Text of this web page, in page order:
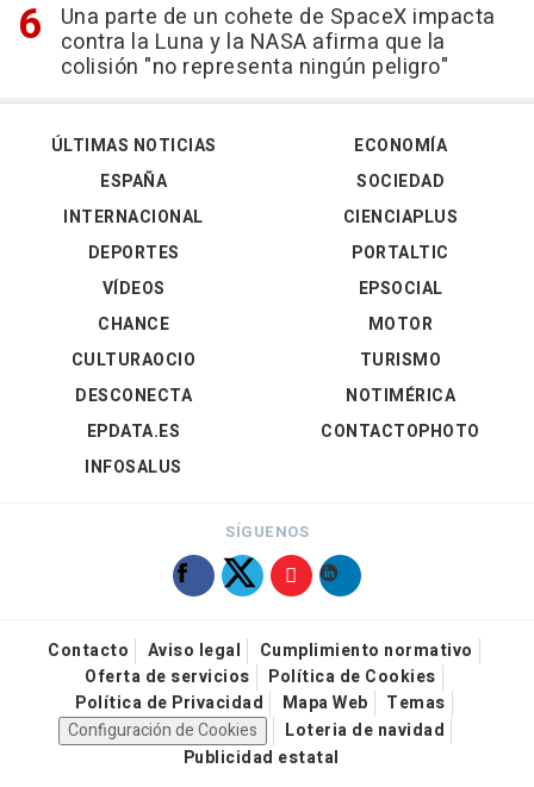
Una parte de un cohete de SpaceX impacta
contra la Luna y la NASA afirma que la
colisión "no representa ningún peligro"
ÚLTIMAS NOTICIAS
ESPAÑA
INTERNACIONAL
DEPORTES
VÍDEOS
ECONOMÍA
SOCIEDAD
CIENCIAPLUS
PORTALTIC
EPSOCIAL
CHANCE
CULTURAOCIO
DESCONECTA
EPDATA.ES
INFOSALUS
MOTOR
TURISMO
NOTIMÉRICA
CONTACTOPHOTO
SÍGUENOS
Contacto Aviso legal
Cumplimiento normativo
Oferta de servicios
Política de Cookies
Política de Privacidad
Mapa Web
Temas
Configuración de Cookies
Loteria de navidad
Publicidad estatal